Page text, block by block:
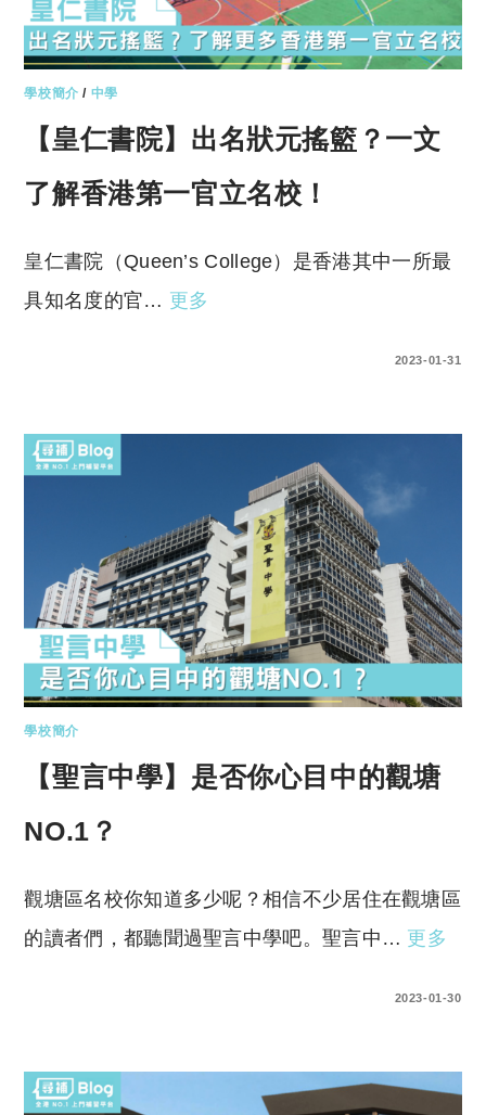
學校簡介 / 中學
【皇仁書院】出名狀元搖籃？一文
了解香港第一官立名校！
皇仁書院（Queen’s College）是香港其中一所最
具知名度的官… 更多
2023-01-31
學校簡介
【聖言中學】是否你心目中的觀塘
NO.1？
觀塘區名校你知道多少呢？相信不少居住在觀塘區
的讀者們，都聽聞過聖言中學吧。聖言中… 更多
2023-01-30